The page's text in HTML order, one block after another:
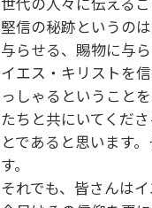
堅信の秘跡というの
与らせる、賜物に与
イエス・キリストを
っしゃるということ
たちと共にいてくだ
とであると思います
す。
それでも、皆さんは